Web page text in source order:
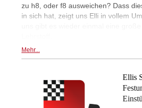
zu h8, oder f8 ausweichen? Dass
in sich hat, zeigt uns Elli in vollem
Mehr...
Ellis